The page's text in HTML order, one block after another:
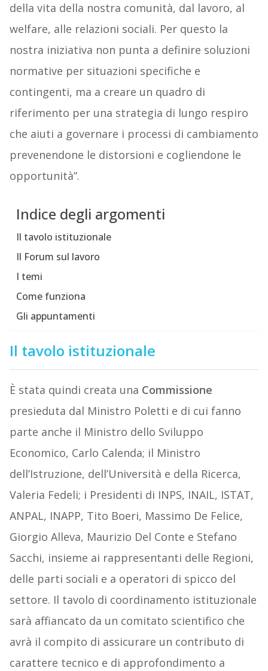
della vita della nostra comunità, dal lavoro, al
welfare, alle relazioni sociali. Per questo la
nostra iniziativa non punta a definire soluzioni
normative per situazioni specifiche e
contingenti, ma a creare un quadro di
riferimento per una strategia di lungo respiro
che aiuti a governare i processi di cambiamento
prevenendone le distorsioni e cogliendone le
opportunità”.
Indice degli argomenti
Il tavolo istituzionale
Il Forum sul lavoro
I temi
Come funziona
Gli appuntamenti
Il tavolo istituzionale
È stata quindi creata una Commissione
presieduta dal Ministro Poletti e di cui fanno
parte anche il Ministro dello Sviluppo
Economico, Carlo Calenda; il Ministro
dell’Istruzione, dell’Università e della Ricerca,
Valeria Fedeli; i Presidenti di INPS, INAIL, ISTAT,
ANPAL, INAPP, Tito Boeri, Massimo De Felice,
Giorgio Alleva, Maurizio Del Conte e Stefano
Sacchi, insieme ai rappresentanti delle Regioni,
delle parti sociali e a operatori di spicco del
settore. Il tavolo di coordinamento istituzionale
sarà affiancato da un comitato scientifico che
avrà il compito di assicurare un contributo di
carattere tecnico e di approfondimento a